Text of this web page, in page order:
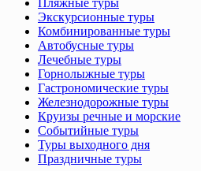
Экскурсионные туры
Комбинированные туры
Автобусные туры
Лечебные туры
Горнолыжные туры
Гастрономические туры
Железнодорожные туры
Круизы речные и морские
Событийные туры
Туры выходного дня
Праздничные туры